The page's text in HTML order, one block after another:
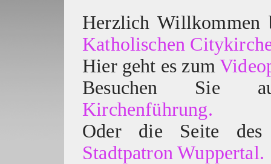
Herzlich
Katholischen
Hier geht es zum
Besuchen
Kirchenführung.
Oder die Seite des
Stadtpatron Wuppertal.